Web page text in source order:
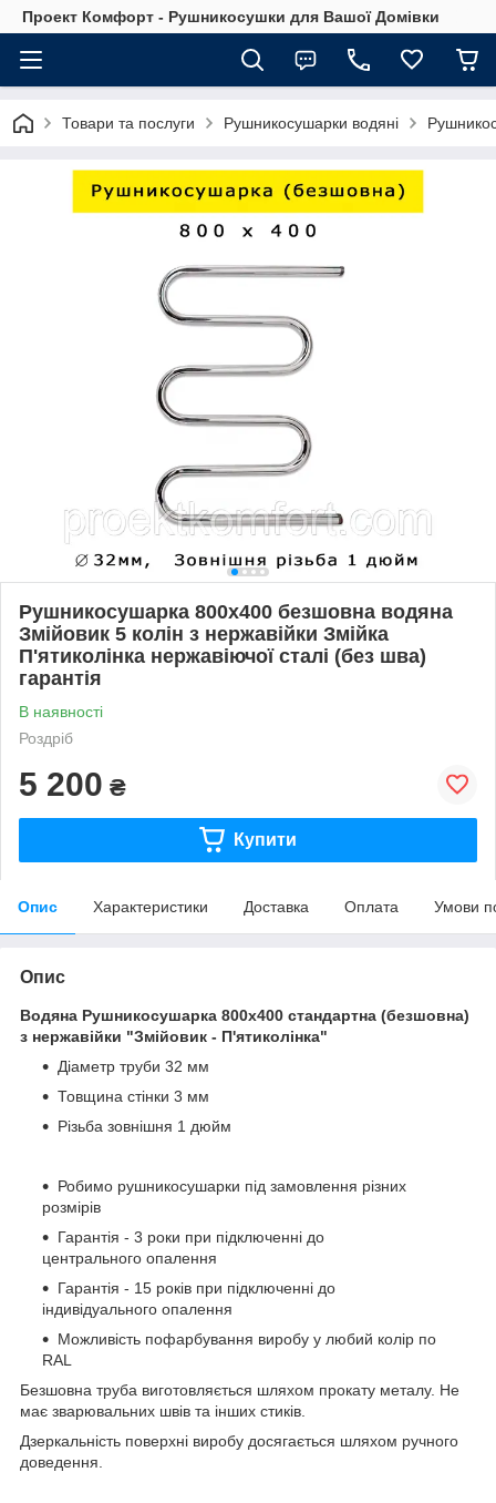
Проект Комфорт - Рушникосушки для Вашої Домівки
Товари та послуги Рушникосушарки водяні
Рушникосушарка 800х400 безшовна водяна
Змійовик 5 колін з нержавійки Змійка
П'ятиколінка нержавіючої сталі (без шва)
гарантія
В наявності
Роздріб
5 200 ₴
Купити
Опис Характеристики Доставка Оплата Умови
Опис
Водяна Рушникосушарка 800х400 стандартна (безшовна)
з нержавійки "Змійовик - П'ятиколінка"
Діаметр труби 32 мм
Товщина стінки 3 мм
Різьба зовнішня 1 дюйм
Робимо рушникосушарки під замовлення різних
розмірів
Гарантія - 3 роки при підключенні до
центрального опалення
Гарантія - 15 років при підключенні до
індивідуального опалення
Можливість пофарбування виробу у любий колір по
RAL
Безшовна труба виготовляється шляхом прокату металу. Не
має зварювальних швів та інших стиків.
Дзеркальність поверхні виробу досягається шляхом ручного
доведення.